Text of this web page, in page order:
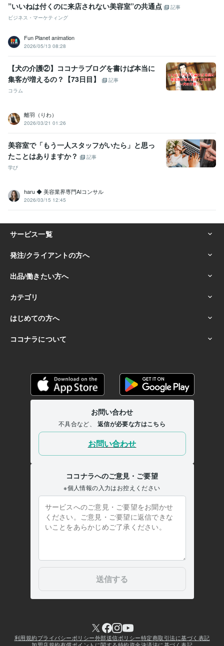
”いいねは付くのに来店されない美容室”の共通点
記事
ビジネス・マーケティング
Fun Planet animation
2026/05/13 08:28
【犬の介護②】ココナラブログを書けば本当に
集客が増えるの？【73日目】
記事
コラム
離羽（りわ）
2026/03/21 01:26
美容室で「もう一人スタッフがいたら」と思っ
たことはありますか？
記事
学び
haru ◆ 美容業界専門AIコンサル
2026/03/15 12:45